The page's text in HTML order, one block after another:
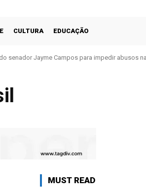
CULTURA EDUCAÇÃO
senador Jayme Campos para impedir abusos na
MUST READ